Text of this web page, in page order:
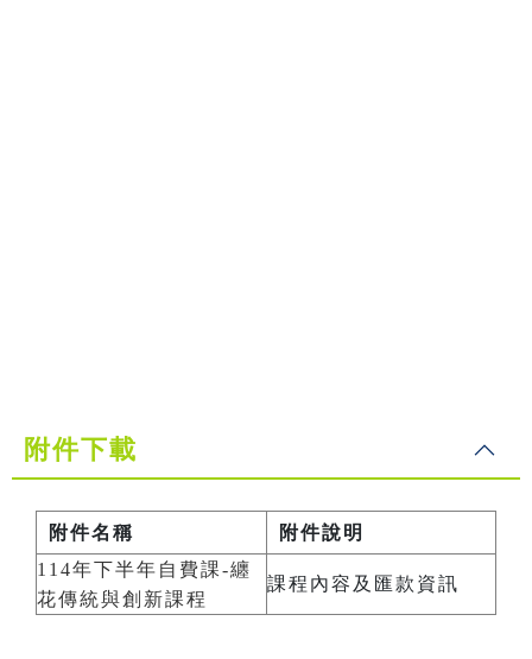
附件下載
附件名稱
附件說明
114年下半年自費課-纏
花傳統與創新課程
課程內容及匯款資訊